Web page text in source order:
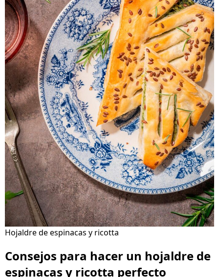
Hojaldre de espinacas y ricotta
Consejos para hacer un hojaldre de
espinacas y ricotta perfecto